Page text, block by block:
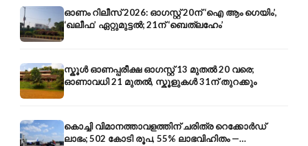
ഓണം റിലീസ് 2026: ഓഗസ്റ്റ് 20ന് ‘ഐ ആം ഗെയിം’,
‘ഖലീഫ’ ഏറ്റുമുട്ടൽ; 21ന് ‘ബെത്‌ലഹേം’
സ്കൂൾ ഓണപ്പരീക്ഷ ഓഗസ്റ്റ് 13 മുതൽ 20 വരെ;
ഓണാവധി 21 മുതൽ, സ്കൂളുകൾ 31ന് തുറക്കും
കൊച്ചി വിമാനത്താവളത്തിന് ചരിത്ര റെക്കോർഡ്
ലാഭം; 502 കോടി രൂപ, 55% ലാഭവിഹിതം —